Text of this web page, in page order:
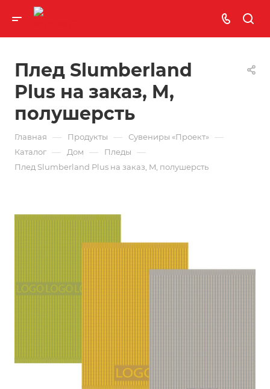
Плед Slumberland
Plus на заказ, M,
полушерсть
Главная — Продукты — Сувениры «Проект» —
Каталог — Дом — Пледы —
Плед Slumberland Plus на заказ, M, полушерсть